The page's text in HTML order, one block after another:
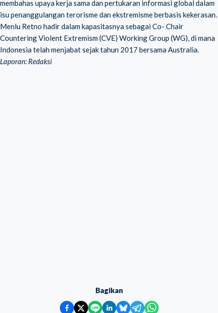
membahas upaya kerja sama dan pertukaran informasi global dalam
isu penanggulangan terorisme dan ekstremisme berbasis kekerasan.
Menlu Retno hadir dalam kapasitasnya sebagai Co- Chair
Countering Violent Extremism (CVE) Working Group (WG), di mana
Indonesia telah menjabat sejak tahun 2017 bersama Australia.
Laporan: Redaksi
Bagikan